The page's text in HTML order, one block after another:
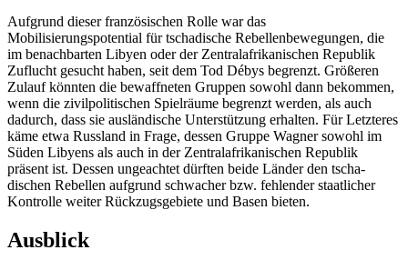
Aufgrund dieser französischen Rolle war das
Mobilisierungspotential für tschadische Rebellenbewegungen, die
im benachbarten Libyen oder der Zentralafrikanischen Repu­blik
Zuflucht gesucht haben, seit dem Tod Débys begrenzt. Größeren
Zulauf könnten die bewaffneten Gruppen sowohl dann be­kommen,
wenn die zivilpolitischen Spiel­räume begrenzt werden, als auch
dadurch, dass sie ausländische Unterstützung erhal­ten. Für Letzteres
käme etwa Russland in Frage, dessen Gruppe Wagner sowohl im
Süden Libyens als auch in der Zentral­afrika­nischen Republik
präsent ist. Dessen un­geachtet dürften beide Länder den tscha­
dischen Rebellen aufgrund schwacher bzw. fehlender staatlicher
Kontrolle weiter Rück­zugsgebiete und Basen bieten.
Ausblick